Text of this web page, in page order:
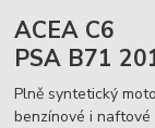
ACEA C6
PSA B71
Plně syntetický
benzínové i